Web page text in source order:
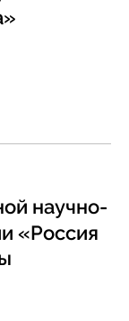
научно-
«Россия